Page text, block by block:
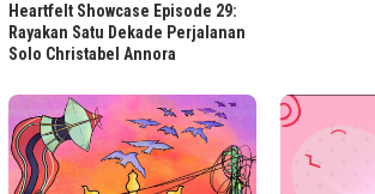
Heartfelt Showcase Episode 29:
Rayakan Satu Dekade Perjalanan
Solo Christabel Annora